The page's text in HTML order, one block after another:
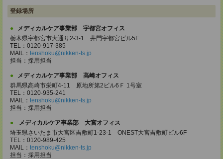
登録場所
メディカルケア事業部 宇都宮オフィス
栃木県宇都宮市大通り2-3-1 井門宇都宮ビル5F
TEL：0120-917-385
MAIL： tenshoku@nikken-ts.jp
担当：採用担当
メディカルケア事業部 高崎オフィス
群馬県高崎市栄町4-11 原地所第2ビル6Ｆ 1号室
TEL：0120-935-241
MAIL： tenshoku@nikken-ts.jp
担当：採用担当
メディカルケア事業部 大宮オフィス
埼玉県さいたま市大宮区吉敷町1-23-1 ONEST大宮吉敷町ビル6F
TEL：0120-989-425
MAIL： tenshoku@nikken-ts.jp
担当：採用担当